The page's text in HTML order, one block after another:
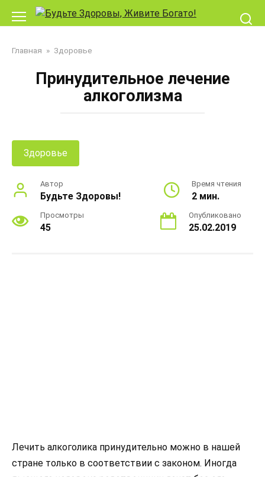
Перейти
Главная » Здоровье
Принудительное лечение
алкоголизма
Здоровье
Автор
Будьте Здоровы!
Время чтения
2 мин.
Просмотры
45
Опубликовано
25.02.2019
Лечить алкоголика принудительно можно в нашей
стране только в соответствии с законом. Иногда